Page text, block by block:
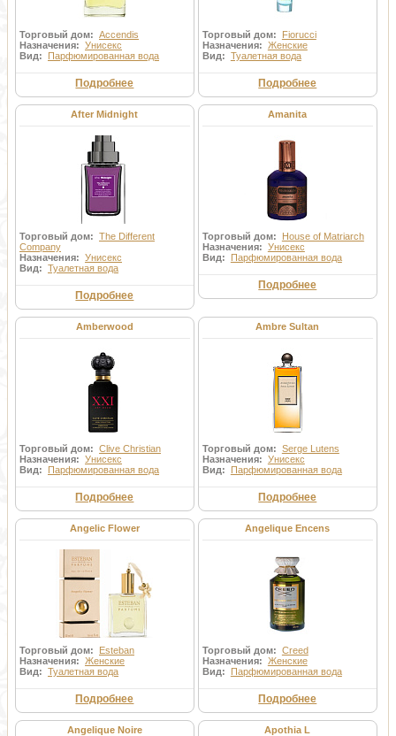
Торговый дом: Accendis
Назначения: Унисекс
Вид: Парфюмированная вода
Подробнее
Торговый дом: Fiorucci
Назначения: Женские
Вид: Туалетная вода
Подробнее
After Midnight
Торговый дом: The Different
Company
Назначения: Унисекс
Вид: Туалетная вода
Подробнее
Amanita
Торговый дом: House of Matriarch
Назначения: Унисекс
Вид: Парфюмированная вода
Подробнее
Amberwood
Торговый дом: Clive Christian
Назначения: Унисекс
Вид: Парфюмированная вода
Подробнее
Ambre Sultan
Торговый дом: Serge Lutens
Назначения: Унисекс
Вид: Парфюмированная вода
Подробнее
Angelic Flower
Торговый дом: Esteban
Назначения: Женские
Вид: Туалетная вода
Подробнее
Angelique Encens
Торговый дом: Creed
Назначения: Женские
Вид: Парфюмированная вода
Подробнее
Angelique Noire Apothia L